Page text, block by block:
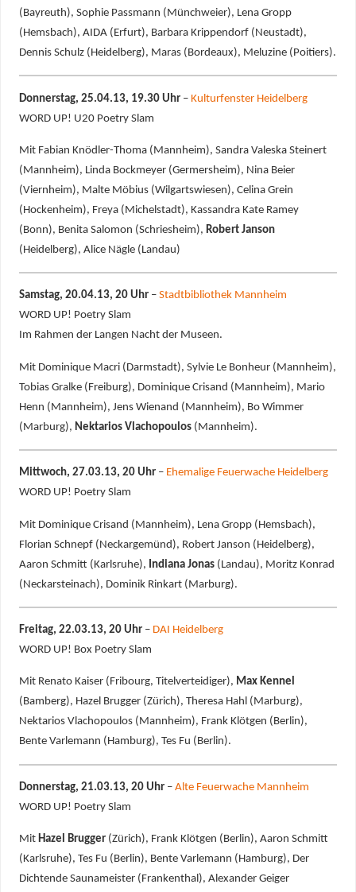
(Bayreuth), Sophie Passmann (Münchweier), Lena Gropp
(Hemsbach), AIDA (Erfurt), Barbara Krippendorf (Neustadt),
Dennis Schulz (Heidelberg), Maras (Bordeaux), Meluzine (Poitiers).
Donnerstag, 25.04.13, 19.30 Uhr– Kulturfenster Heidelberg
WORD UP! U20 Poetry Slam
Mit Fabian Knödler-Thoma (Mannheim), Sandra Valeska Steinert
(Mannheim), Linda Bockmeyer (Germersheim), Nina Beier
(Viernheim), Malte Möbius (Wilgartswiesen), Celina Grein
(Hockenheim), Freya (Michelstadt), Kassandra Kate Ramey
(Bonn), Benita Salomon (Schriesheim), Robert Janson
(Heidelberg), Alice Nägle (Landau)
Samstag, 20.04.13, 20 Uhr– Stadtbibliothek Mannheim
WORD UP! Poetry Slam
Im Rahmen der Langen Nacht der Museen.
Mit Dominique Macri (Darmstadt), Sylvie Le Bonheur (Mannheim),
Tobias Gralke (Freiburg), Dominique Crisand (Mannheim), Mario
Henn (Mannheim), Jens Wienand (Mannheim), Bo Wimmer
(Marburg), Nektarios Vlachopoulos(Mannheim).
Mittwoch, 27.03.13, 20 Uhr– Ehemalige Feuerwache Heidelberg
WORD UP! Poetry Slam
Mit Dominique Crisand (Mannheim), Lena Gropp (Hemsbach),
Florian Schnepf (Neckargemünd), Robert Janson (Heidelberg),
Aaron Schmitt (Karlsruhe), Indiana Jonas(Landau), Moritz Konrad
(Neckarsteinach), Dominik Rinkart (Marburg).
Freitag, 22.03.13, 20 Uhr– DAI Heidelberg
WORD UP! Box Poetry Slam
Mit Renato Kaiser (Fribourg, Titelverteidiger), Max Kennel
(Bamberg), Hazel Brugger (Zürich), Theresa Hahl (Marburg),
Nektarios Vlachopoulos (Mannheim), Frank Klötgen (Berlin),
Bente Varlemann (Hamburg), Tes Fu (Berlin).
Donnerstag, 21.03.13, 20 Uhr– Alte Feuerwache Mannheim
WORD UP! Poetry Slam
Mit Hazel Brugger(Zürich), Frank Klötgen (Berlin), Aaron Schmitt
(Karlsruhe), Tes Fu (Berlin), Bente Varlemann (Hamburg), Der
Dichtende Saunameister (Frankenthal), Alexander Geiger